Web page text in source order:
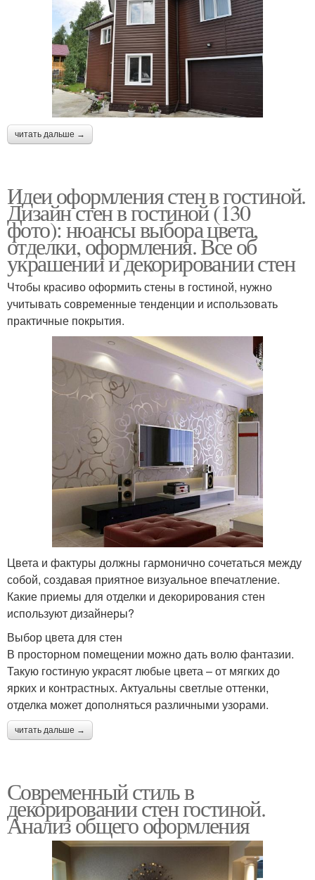
читать дальше →
Идеи оформления стен в гостиной.
Дизайн стен в гостиной (130
фото): нюансы выбора цвета,
отделки, оформления. Все об
украшении и декорировании стен
Чтобы красиво оформить стены в гостиной, нужно
учитывать современные тенденции и использовать
практичные покрытия.
Цвета и фактуры должны гармонично сочетаться между
собой, создавая приятное визуальное впечатление.
Какие приемы для отделки и декорирования стен
используют дизайнеры?
Выбор цвета для стен
В просторном помещении можно дать волю фантазии.
Такую гостиную украсят любые цвета – от мягких до
ярких и контрастных. Актуальны светлые оттенки,
отделка может дополняться различными узорами.
читать дальше →
Современный стиль в
декорировании стен гостиной.
Анализ общего оформления